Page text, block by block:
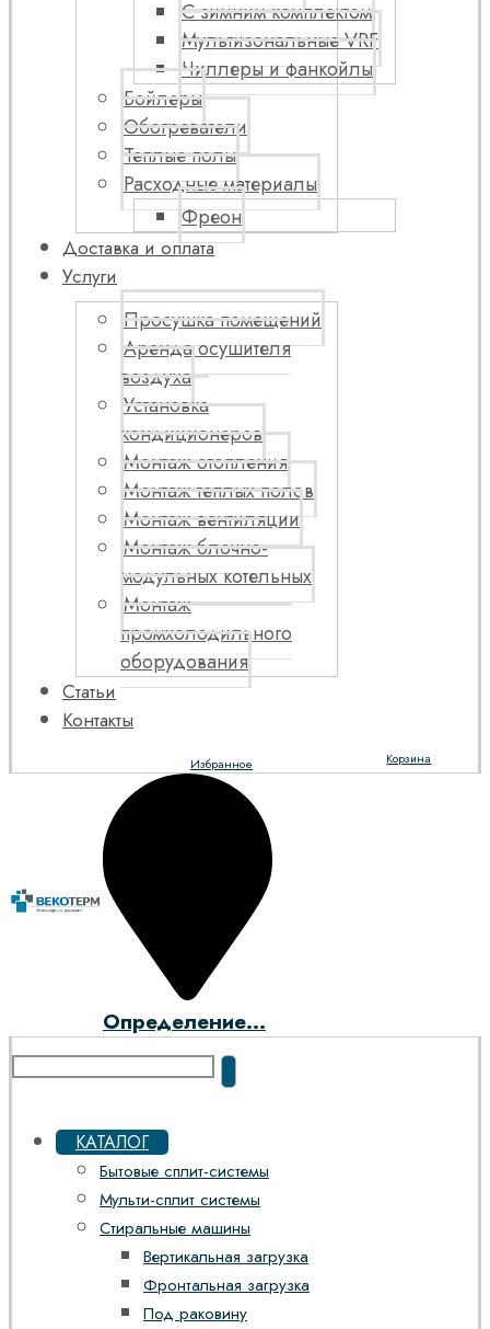
С зимним комплектом
Мультизональные VRF
Чиллеры и фанкойлы
Бойлеры
Обогреватели
Теплые полы
Расходные материалы
Фреон
Доставка и оплата
Услуги
Просушка помещений
Аренда осушителя
воздуха
Установка
кондиционеров
Монтаж отопления
Монтаж теплых полов
Монтаж вентиляции
Монтаж блочно-
модульных котельных
Монтаж
промхолодильного
оборудования
Статьи
Контакты
Корзина
Избранное
Определение...
КАТАЛОГ
Бытовые сплит-системы
Мульти-сплит системы
Стиральные машины
Вертикальная загрузка
Фронтальная загрузка
Под раковину